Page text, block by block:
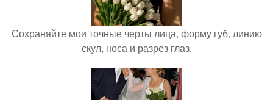
Сохраняйте мои точные черты лица, форму губ, линию
скул, носа и разрез глаз.